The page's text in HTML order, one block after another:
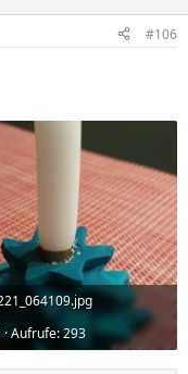
#106
· Aufrufe: 293